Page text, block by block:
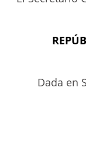
Dada en